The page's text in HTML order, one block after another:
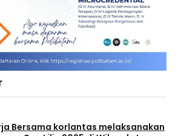
Bersama korlantas melaksanakan